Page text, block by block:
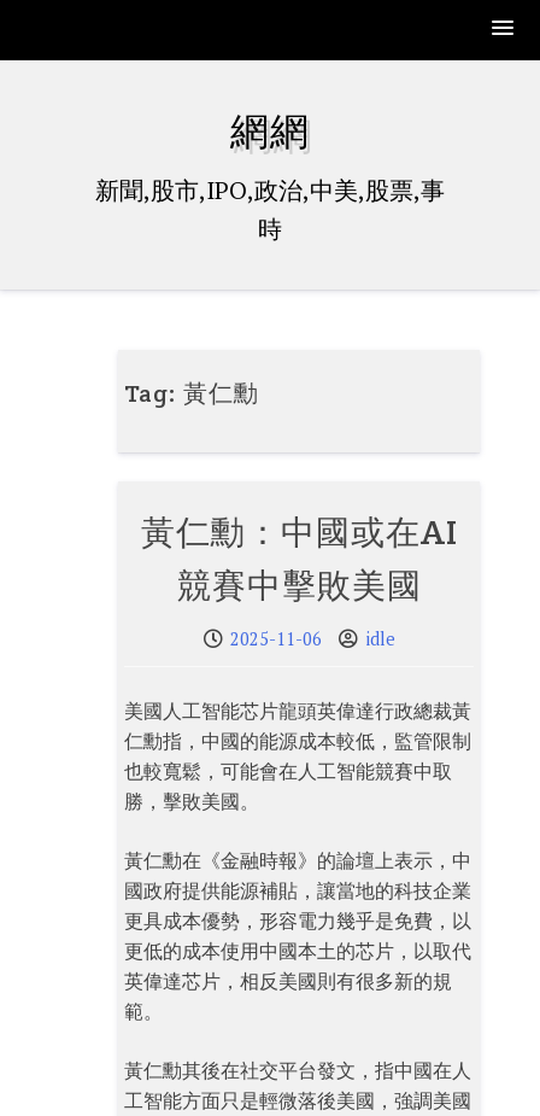
網網
新聞,股市,IPO,政治,中美,股票,事
時
Tag:黃仁勳
黃仁勳：中國或在AI
競賽中擊敗美國
2025-11-06 idle
美國人工智能芯片龍頭英偉達行政總裁黃
仁勳指，中國的能源成本較低，監管限制
也較寬鬆，可能會在人工智能競賽中取
勝，擊敗美國。
黃仁勳在《金融時報》的論壇上表示，中
國政府提供能源補貼，讓當地的科技企業
更具成本優勢，形容電力幾乎是免費，以
更低的成本使用中國本土的芯片，以取代
英偉達芯片，相反美國則有很多新的規
範。
黃仁勳其後在社交平台發文，指中國在人
工智能方面只是輕微落後美國，強調美國